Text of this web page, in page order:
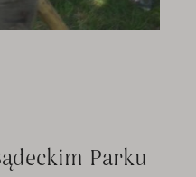
Parku